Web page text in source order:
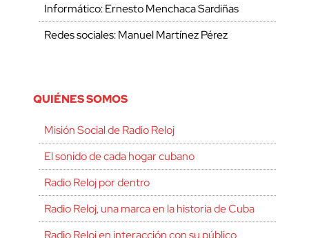
Informático: Ernesto Menchaca Sardiñas
Redes sociales: Manuel Martínez Pérez
QUIÉNES SOMOS
Misión Social de Radio Reloj
El sonido de cada hogar cubano
Radio Reloj por dentro
Radio Reloj, una marca en la historia de Cuba
Radio Reloj en interacción con su público